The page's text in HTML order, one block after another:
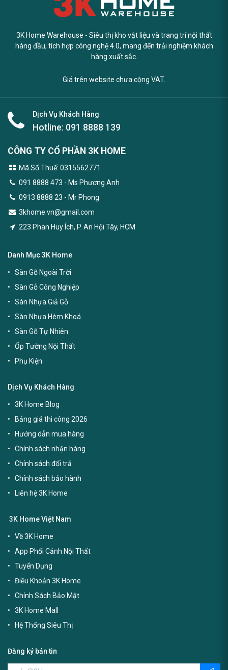
3K Home Warehouse - Siêu thị kho vật liệu và trang trí nội thất
hàng đầu, tích hợp công nghệ 4.0, mang đến trải nghiệm khách
hàng xuất sắc.
Giá trên website chưa cộng VAT.
Dịch Vụ Khách Hàng
Hotline: 091 8888 139
CÔNG TY CỔ PHẦN 3K HOME
Mã Số Thuế: 0315562771
091 8888 473 - Ms Phương Anh
0913 8888 23 - Mr Phong
3khome.vn@gmail.com
223 Phan Huy Ích, P. An Hội Tây, HCM
Danh Mục 3K Home
Sàn Gỗ Ngoài Trời
Sàn Gỗ Công Nghiệp
Sàn Nhựa Giả Gỗ
Sàn Nhựa Hèm Khoá
Sàn Gỗ Tự Nhiên
Ốp Tường Nội Thất
Phụ Kiện
Dịch Vụ Khách Hàng
3K Home Blog
Bảng giá thi công 2026
Hướng dẫn mua hàng
Chính sách nhận hàng
Chính sách đổi trả
Chính sách bảo hành
Liên hệ 3K Home
3K Home Việt Nam
Về 3K Home
App Phối Cảnh Nội Thất
Tuyển Dụng
Điều Khoản 3K Home
Chính Sách Bảo Mật
3K Home Mall
Hệ Thống Siêu Thị
Đăng ký bản tin